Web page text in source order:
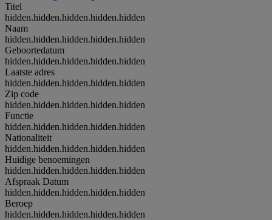
Titel
hidden.hidden.hidden.hidden.hidden
Naam
hidden.hidden.hidden.hidden.hidden
Geboortedatum
hidden.hidden.hidden.hidden.hidden
Laatste adres
hidden.hidden.hidden.hidden.hidden
Zip code
hidden.hidden.hidden.hidden.hidden
Functie
hidden.hidden.hidden.hidden.hidden
Nationaliteit
hidden.hidden.hidden.hidden.hidden
Huidige benoemingen
hidden.hidden.hidden.hidden.hidden
Afspraak Datum
hidden.hidden.hidden.hidden.hidden
Beroep
hidden.hidden.hidden.hidden.hidden